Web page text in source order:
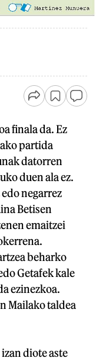
finala da. Ez
partida
datorren
duen ala ez.
negarrez
Betisen
emaitzei
beharko
Getafek kale
ezinezkoa.
Mailako taldea
diote aste